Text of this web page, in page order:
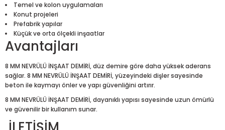
Temel ve kolon uygulamaları
Konut projeleri
Prefabrik yapılar
Küçük ve orta ölçekli inşaatlar
Avantajları
8 MM NEVRÜLÜ İNŞAAT DEMİRİ, düz demire göre daha yüksek aderans
sağlar. 8 MM NEVRÜLÜ İNŞAAT DEMİRİ, yüzeyindeki dişler sayesinde
beton ile kaymayı önler ve yapı güvenliğini artırır.
8 MM NEVRÜLÜ İNŞAAT DEMİRİ, dayanıklı yapısı sayesinde uzun ömürlü
ve güvenilir bir kullanım sunar.